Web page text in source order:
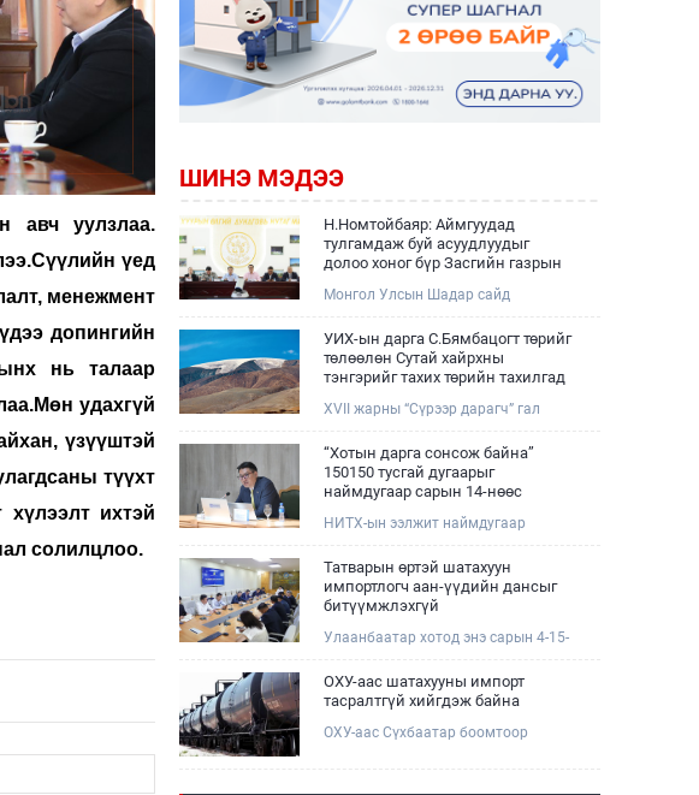
авч уулзлаа.
үед
менежмент
допингийн
нь талаар
удахгүй
үзүүштэй
түүхт
ихтэй
солилцлоо.
ШИНЭ МЭДЭЭ
Н.Номтойбаяр: Аймгуудад
тулгамдаж буй асуудлуудыг
долоо хоног бүр Засгийн газрын
шийдвэрлүүлнэ
Монгол Улсын Шадар сайд
Дундговь аймагт ажиллалаа.
Ерөнхий сайдын 10 дугаар албан
даалгавар, Улсын Онцгой комиссын
даргын 3 дугаар тушаалын хүрээнд
Өмнөговь аймагт байгаль орчин,
200 гаруйг нь арилгуулаад байна.
УИХ-ын дарга С.Бямбацогт төрийг
төлөөлөн Сутай хайрхны
тэнгэрийг тахих төрийн тахилгад
XVII жарны “Сүрээр дарагч” гал
хонь сарын 23-ны өлзий
дэмбэрэлтэй өдөр /2026.08.06/
Сутай хайрхны тэнгэрийг тайх
төрийн тахилга боллоо.
“Хотын дарга сонсож байна”
150150 тусгай дугаарыг
наймдугаар сарын 14-нөөс
НИТХ-ын ээлжит наймдугаар
хуралдаанаар нийслэлийн нутгийн
захиргааны байгууллага, албан
тушаалтанд 2025, 2026 оны эхний
хагас жилийн байдлаар иргэдээс
ирсэн өргөдөл, гомдлын
мэдээллийг сонслоо.
Татварын өртэй шатахуун
импортлогч аан-үүдийн дансыг
битүүмжлэхгүй
Улаанбаатар хотод энэ сарын 4-15-
дугаарын зохицуулалтаар нэг удаа
50,000 төгрөгт автобензин олгож
буй. Эхний үр дүнд, шатахуун түгээх
станцуудын өдрийн борлуулалт
ОХУ-аас шатахууны импорт
тасралтгүй хийгдэж байна
ОХУ-аас Сүхбаатар боомтоор
Наймдугаар сарын 06-ны өдөр